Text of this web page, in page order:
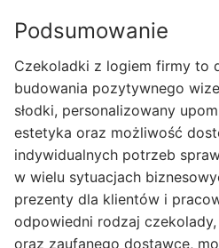
Podsumowanie
Czekoladki z logiem firmy to
budowania pozytywnego
słodki, personalizowany
estetyka oraz możliwość
indywidualnych potrzeb
w wielu sytuacjach
prezenty dla klientów i
odpowiedni rodzaj
oraz zaufanego dostawcę,